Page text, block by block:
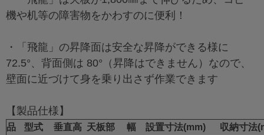
機や机等の障害物をかわすのに便利！
・「飛龍」の昇降面は安全な昇降ができる様に
72.5°、背面側は 80°（昇降はできません）なので、
壁面に近づけて身を乗り出さず作業できます
【製品仕様】
品
型式
垂直高 天板部
幅
設置寸法(mm)
収納寸法